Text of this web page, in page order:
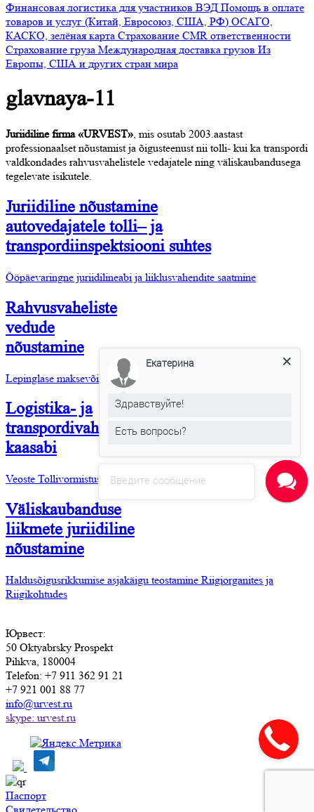
Финансовая логистика для участников ВЭД Помощь в оплате
товаров и услуг (Китай, Евросоюз, США, РФ) ОСАГО,
КАСКО, зелёная карта Страхование CMR ответственности
Страхование груза Международная доставка грузов Из
Европы, США и других стран мира
glavnaya-11
Juriidiline firma «URVEST», mis osutab 2003.aastast
professionaalset nõustamist ja õigusteenust nii tolli- kui ka transpordi
valdkondades rahvusvahelistele vedajatele ning väliskaubandusega
tegelevate isikutele.
Juriidiline nõustamine
autovedajatele tolli– ja
transpordiinspektsiooni suhtes
Ööpäevaringne juriidilineabi ja liiklusvahendite saatmine
Rahvusvaheliste
vedude
nõustamine
Lepinglase maksevõime kontroll
Logistika- ja
transpordivahendite
kaasabi
Veoste Tollivormistus
Väliskaubanduse
liikmete juriidiline
nõustamine
Haldusõigusrikkumise asjakäigu teostamine Riigiorganites ja
Riigikohtudes
Юрвест:
50 Oktyabrsky Prospekt
Pihkva, 180004
Telefon: +7 911 362 91 21
+7 921 001 88 77
info@urvest.ru
skype: urvest.ru
Паспорт
Введите сообщение
Екатерина
Здравствуйте!
Есть вопросы?